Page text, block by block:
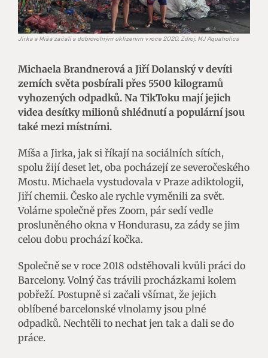
Jirka a Míša začali s dobrovolným uklízením v roce 2020. Zdroj: MJ Aquaholics
Michaela Brandnerová a Jiří Dolanský v devíti
zemích světa posbírali přes 5500 kilogramů
vyhozených odpadků. Na TikToku mají jejich
videa desítky milionů shlédnutí a populární jsou
také mezi místními.
Míša a Jirka, jak si říkají na sociálních sítích,
spolu žijí deset let, oba pocházejí ze severočeského
Mostu. Michaela vystudovala v Praze adiktologii,
Jiří chemii. Česko ale rychle vyměnili za svět.
Voláme společně přes Zoom, pár sedí vedle
prosluněného okna v Hondurasu, za zády se jim
celou dobu prochází kočka.
Společně se v roce 2018 odstěhovali kvůli práci do
Barcelony. Volný čas trávili procházkami kolem
pobřeží. Postupně si začali všímat, že jejich
oblíbené barcelonské vlnolamy jsou plné
odpadků. Nechtěli to nechat jen tak a dali se do
práce.